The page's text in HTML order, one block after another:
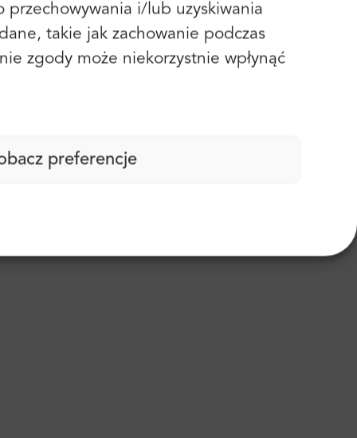
i/lub uzyskiwania
takie jak zachowanie podczas
zgody może niekorzystnie wpłynąć
preferencje